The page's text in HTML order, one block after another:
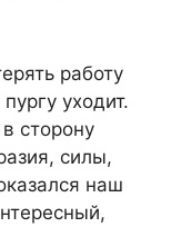
работу
уходит.
сторону
силы,
наш